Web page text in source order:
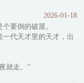
2026-01-18
要倒的破屋。
代天才里的天才，出
就走。”